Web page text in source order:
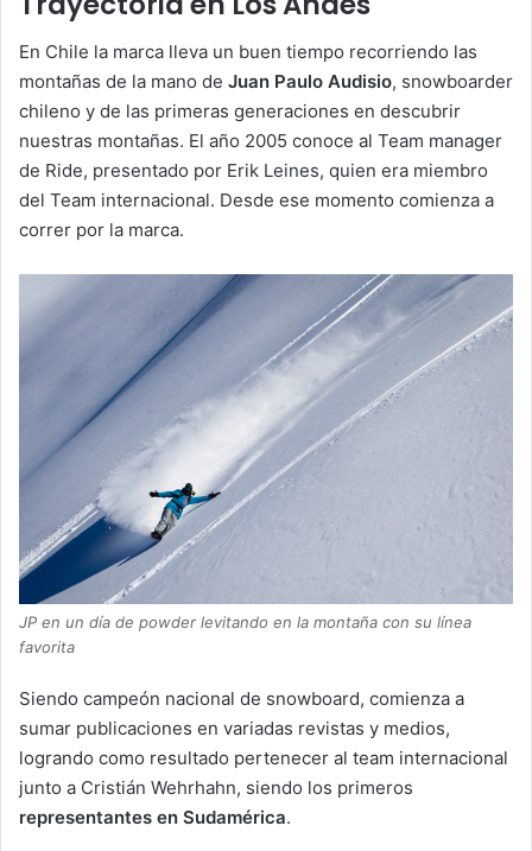
En Chile la marca lleva un buen tiempo recorriendo las
montañas de la mano de Juan Paulo Audisio, snowboarder
chileno y de las primeras generaciones en descubrir
nuestras montañas. El año 2005 conoce al Team manager
de Ride, presentado por Erik Leines, quien era miembro
del Team internacional. Desde ese momento comienza a
correr por la marca.
JP en un día de powder levitando en la montaña con su línea
favorita
Siendo campeón nacional de snowboard, comienza a
sumar publicaciones en variadas revistas y medios,
logrando como resultado pertenecer al team internacional
junto a Cristián Wehrhahn, siendo los primeros
representantes en Sudamérica.